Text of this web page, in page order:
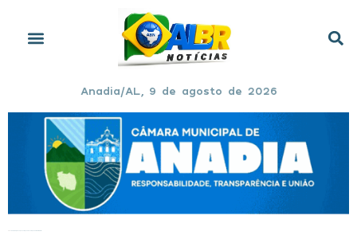
Anadia/AL, 9 de agosto de 2026